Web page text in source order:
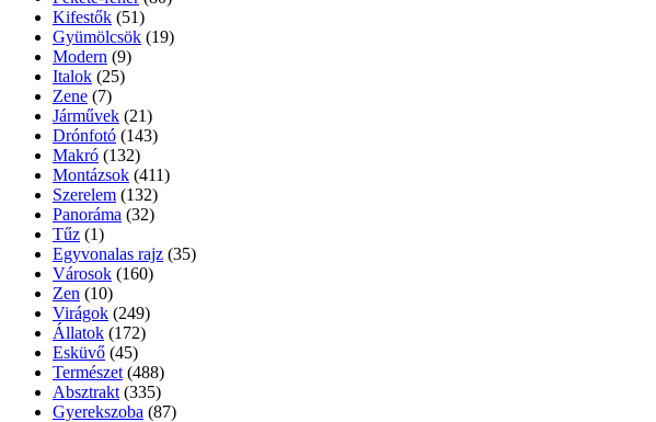
Kifestők (51)
Gyümölcsök (19)
Modern (9)
Italok (25)
Zene (7)
Járművek (21)
Drónfotó (143)
Makró (132)
Montázsok (411)
Szerelem (132)
Panoráma (32)
Tűz (1)
Egyvonalas rajz (35)
Városok (160)
Zen (10)
Virágok (249)
Állatok (172)
Esküvő (45)
Természet (488)
Absztrakt (335)
Gyerekszoba (87)